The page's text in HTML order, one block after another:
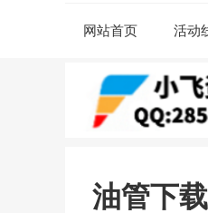
网站首页 活动
油管下